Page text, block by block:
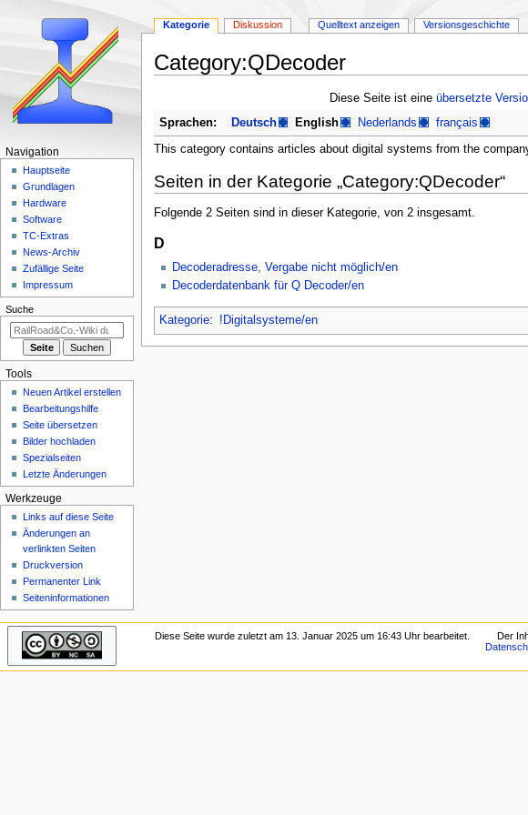
Category:QDecoder
springen
springen
Diese Seite ist eine übersetzte
Sprachen: Deutsch English Nederlands français
This category contains articles about digital systems from the
Seiten in der Kategorie „Category:QDecoder“
Folgende 2 Seiten sind in dieser Kategorie, von 2 insgesamt.
D
Decoderadresse, Vergabe nicht möglich/en
Decoderdatenbank für Q Decoder/en
Kategorie: !Digitalsysteme/en
N
i
o
m
Kategorie Diskussion Quelltext anzeigen Versionsgeschichte
Navigation
Hauptseite
Grundlagen
Hardware
Software
TC-Extras
News-Archiv
Zufällige Seite
Impressum
Suche
Tools
Neuen Artikel erstellen
Bearbeitungshilfe
Seite übersetzen
Bilder hochladen
Spezialseiten
Letzte Änderungen
Werkzeuge
Links auf diese Seite
Änderungen an
verlinkten Seiten
Druckversion
Permanenter Link
Seiten­­informationen
Diese Seite wurde zuletzt am 13. Januar 2025 um 16:43 Uhr bearbeitet. Der